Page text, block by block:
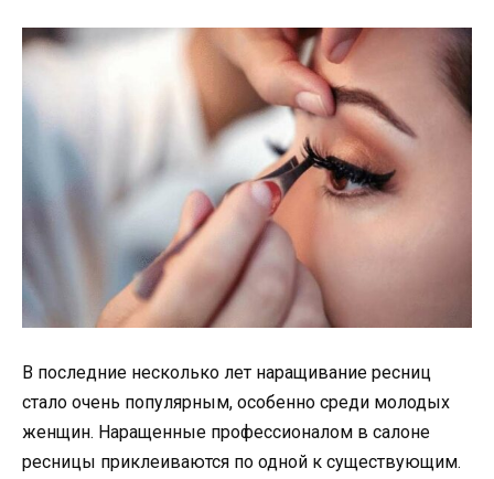
В последние несколько лет наращивание ресниц
стало очень популярным, особенно среди молодых
женщин. Наращенные профессионалом в салоне
ресницы приклеиваются по одной к существующим.